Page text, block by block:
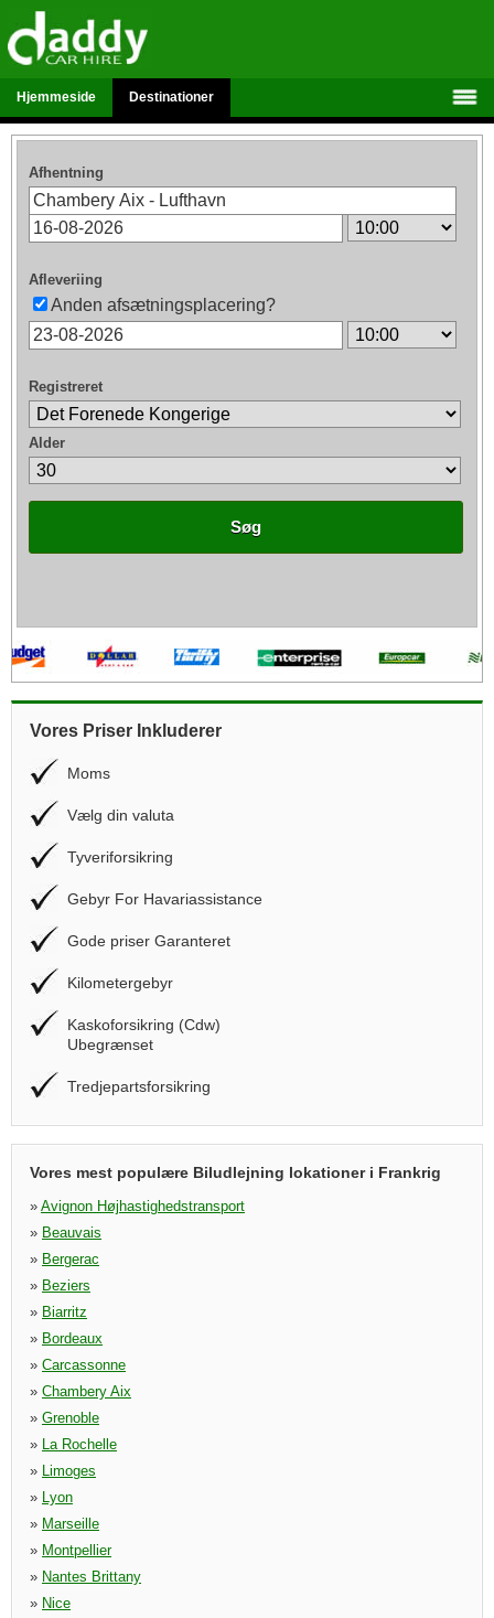
Hjemmeside Destinationer
Afhentning
Afleveriing
Anden afsætningsplacering?
Registreret
Alder
Søg
Vores Priser Inkluderer
Moms
Vælg din valuta
Tyveriforsikring
Gebyr For Havariassistance
Gode priser Garanteret
Kilometergebyr
Kaskoforsikring (Cdw)
Ubegrænset
Tredjepartsforsikring
Vores mest populære Biludlejning lokationer i Frankrig
» Avignon Højhastighedstransport
» Beauvais
» Bergerac
» Beziers
» Biarritz
» Bordeaux
» Carcassonne
» Chambery Aix
» Grenoble
» La Rochelle
» Limoges
» Lyon
» Marseille
» Montpellier
» Nantes Brittany
» Nice